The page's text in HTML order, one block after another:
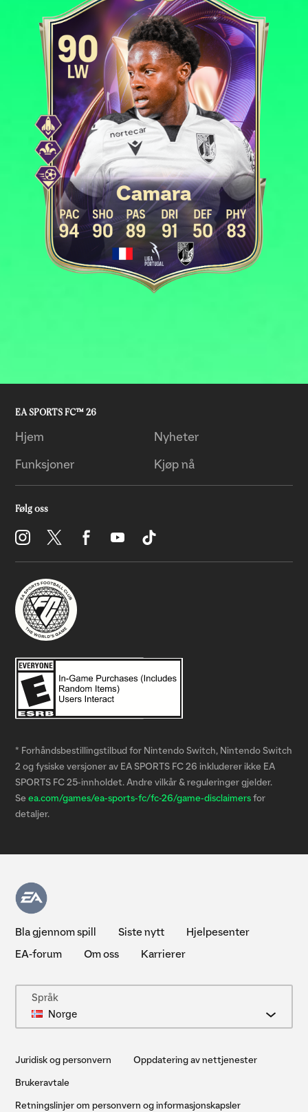
* Forhåndsbestillingstilbud for Nintendo Switch, Nintendo Switch
2 og fysiske versjoner av EA SPORTS FC 26 inkluderer ikke EA
SPORTS FC 25-innholdet. Andre vilkår & reguleringer gjelder.
Se ea.com/games/ea-sports-fc/fc-26/game-disclaimers for
detaljer.